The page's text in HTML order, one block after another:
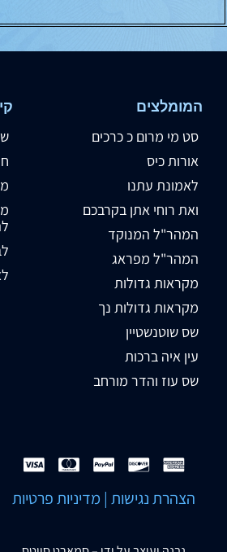
המומלצים
סט מי מרום כ כרכים
אורות כיס
לאמונת עתנו
ואת רוחי אתן בקרבכם
המהר"ל המנוקד
המהר"ל מפראג
מקראות גדולות
מקראות גדולות נך
שס שוטנשטיין
עין איה ברכות
שס עוז והדר מורחב
הצהרת נגישות | מדיניות פרטיות